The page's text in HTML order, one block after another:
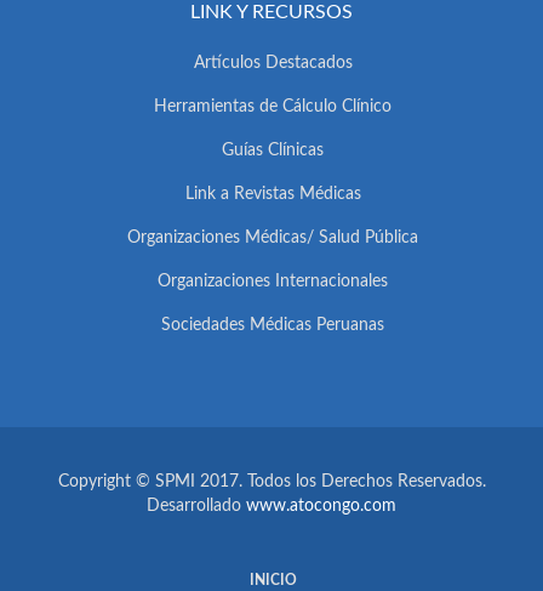
LINK Y RECURSOS
Artículos Destacados
Herramientas de Cálculo Clínico
Guías Clínicas
Link a Revistas Médicas
Organizaciones Médicas/ Salud Pública
Organizaciones Internacionales
Sociedades Médicas Peruanas
Copyright © SPMI 2017. Todos los Derechos Reservados.
Desarrollado www.atocongo.com
INICIO